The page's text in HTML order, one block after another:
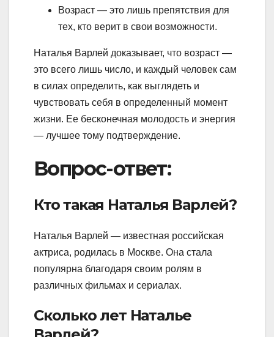
Возраст — это лишь препятствия для
тех, кто верит в свои возможности.
Наталья Варлей доказывает, что возраст —
это всего лишь число, и каждый человек сам
в силах определить, как выглядеть и
чувствовать себя в определенный момент
жизни. Ее бесконечная молодость и энергия
— лучшее тому подтверждение.
Вопрос-ответ:
Кто такая Наталья Варлей?
Наталья Варлей — известная российская
актриса, родилась в Москве. Она стала
популярна благодаря своим ролям в
различных фильмах и сериалах.
Сколько лет Наталье